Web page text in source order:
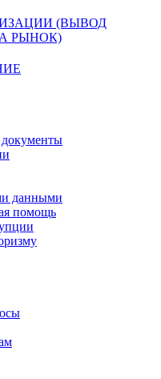
(ВЫВОД
РЫНОК)
данными
помощь